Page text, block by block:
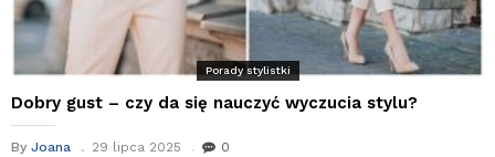
Porady stylistki
Dobry gust – czy da się nauczyć wyczucia stylu?
By Joana 29 lipca 2025 0